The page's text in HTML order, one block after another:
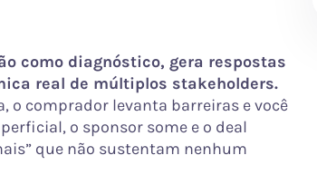
como diagnóstico, gera respostas
real de múltiplos stakeholders.
o comprador levanta barreiras e você
o sponsor some e o deal
que não sustentam nenhum